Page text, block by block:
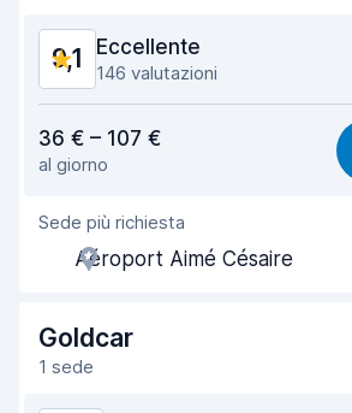
Condizioni dell'auto
9,1 Eccellente
146 valutazioni
Facile da trovare
Gentilezza degli agenti
Rapidità del ritiro
Rapidità della riconsegna
36 € – 107 €
al giorno
Sede più richiesta
Aéroport Aimé Césaire
Goldcar
1 sede